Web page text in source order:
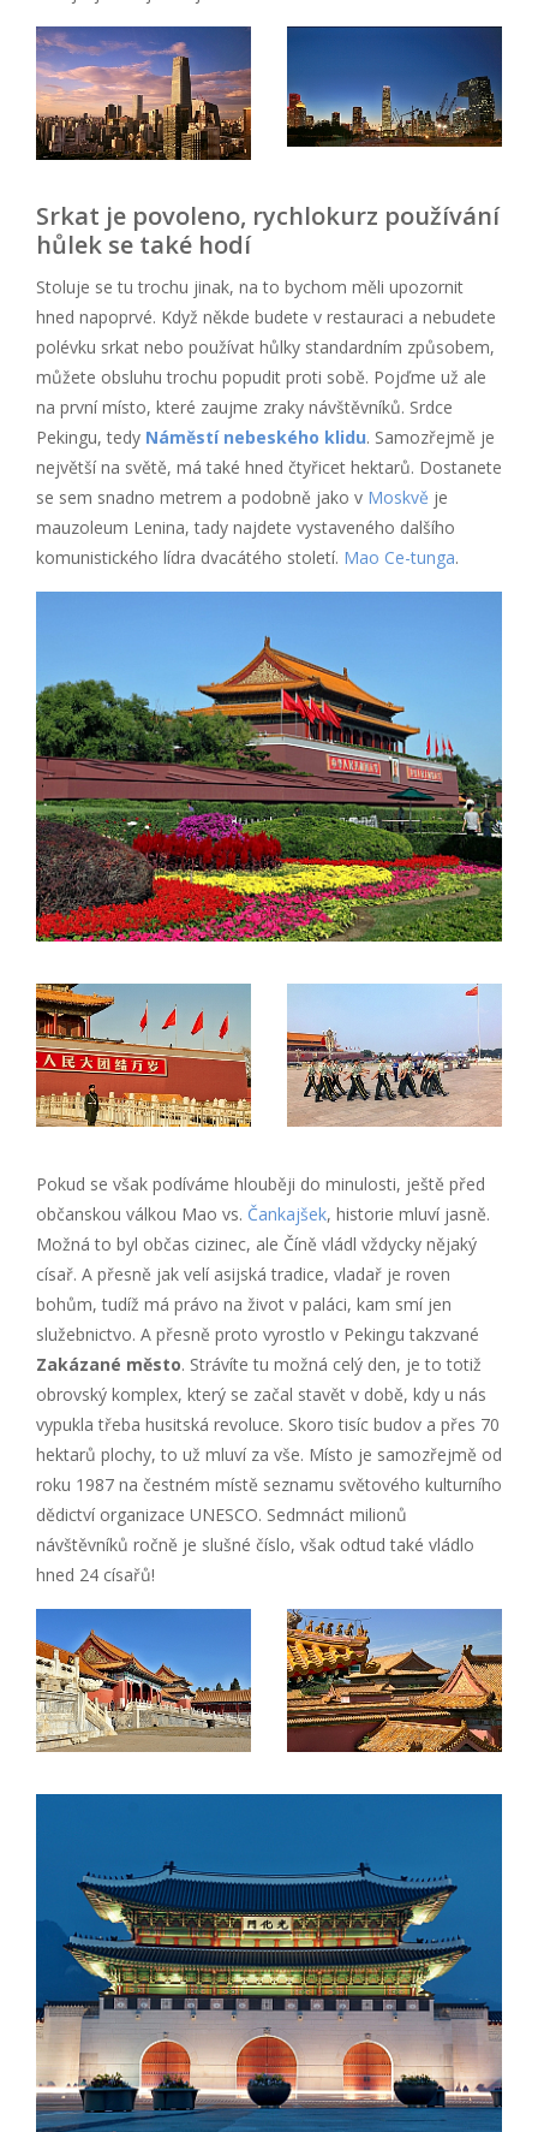
Srkat je povoleno, rychlokurz používání
hůlek se také hodí
Stoluje se tu trochu jinak, na to bychom měli upozornit
hned napoprvé. Když někde budete v restauraci a nebudete
polévku srkat nebo používat hůlky standardním způsobem,
můžete obsluhu trochu popudit proti sobě. Pojďme už ale
na první místo, které zaujme zraky návštěvníků. Srdce
Pekingu, tedy Náměstí nebeského klidu. Samozřejmě je
největší na světě, má také hned čtyřicet hektarů. Dostanete
se sem snadno metrem a podobně jako v Moskvě je
mauzoleum Lenina, tady najdete vystaveného dalšího
komunistického lídra dvacátého století. Mao Ce-tunga.
Pokud se však podíváme hlouběji do minulosti, ještě před
občanskou válkou Mao vs. Čankajšek, historie mluví jasně.
Možná to byl občas cizinec, ale Číně vládl vždycky nějaký
císař. A přesně jak velí asijská tradice, vladař je roven
bohům, tudíž má právo na život v paláci, kam smí jen
služebnictvo. A přesně proto vyrostlo v Pekingu takzvané
Zakázané město. Strávíte tu možná celý den, je to totiž
obrovský komplex, který se začal stavět v době, kdy u nás
vypukla třeba husitská revoluce. Skoro tisíc budov a přes 70
hektarů plochy, to už mluví za vše. Místo je samozřejmě od
roku 1987 na čestném místě seznamu světového kulturního
dědictví organizace UNESCO. Sedmnáct milionů
návštěvníků ročně je slušné číslo, však odtud také vládlo
hned 24 císařů!